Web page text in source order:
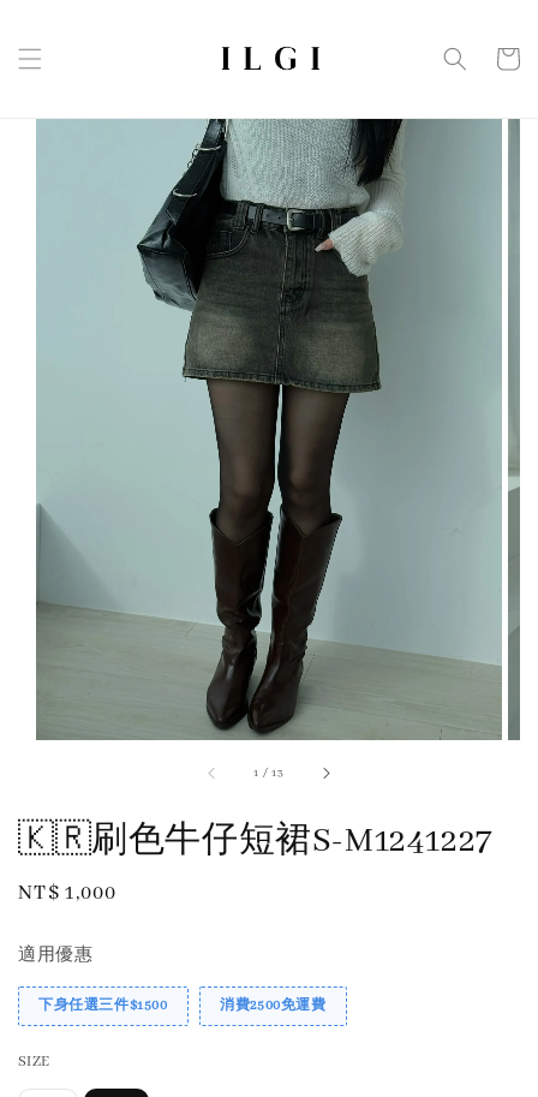
1 /13
🇰🇷刷色牛仔短裙S-M1241227
Regular
NT$ 1,000
適用優惠
下身任選三件$1500 消費2500免運費
SIZE